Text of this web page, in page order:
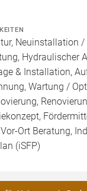
Neuinstallation /
Hydraulischer
& Installation,
Wartung /
Ort Beratung,
(iSFP)